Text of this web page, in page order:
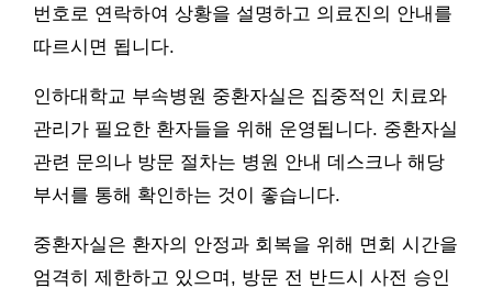
번호로 연락하여 상황을 설명하고 의료진의 안내를
따르시면 됩니다.
인하대학교 부속병원 중환자실은 집중적인 치료와
관리가 필요한 환자들을 위해 운영됩니다. 중환자실
관련 문의나 방문 절차는 병원 안내 데스크나 해당
부서를 통해 확인하는 것이 좋습니다.
중환자실은 환자의 안정과 회복을 위해 면회 시간을
엄격히 제한하고 있으며, 방문 전 반드시 사전 승인